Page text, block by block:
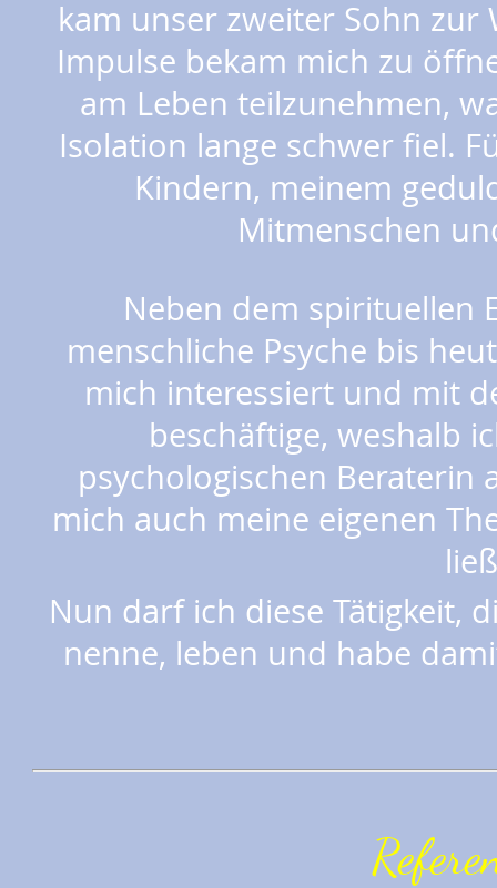
kam unser zweiter Sohn zur
Impulse bekam mich zu
am Leben teilzunehmen,
Isolation lange schwer fiel.
Kindern, meinem
Mitmenschen
Neben dem spirituellen
menschliche Psyche bis
mich interessiert und mit
beschäftige, weshalb
psychologischen Beraterin
mich auch meine eigenen
Nun darf ich diese Tätigkeit,
nenne, leben und habe